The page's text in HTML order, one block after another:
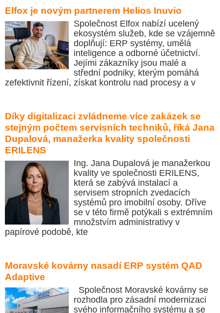
Elfox je novým partnerem Helios Inuvio
Společnost Elfox nabízí ucelený
ekosystém služeb, kde se vzájemně
doplňují: ERP systémy, umělá
inteligence a odborné účetnictví.
Jejími zákazníky jsou malé a
střední podniky, kterým pomáhá
zefektivnit řízení, získat kontrolu nad procesy a v
Díky digitalizaci zvládneme více zakázek se
stejným počtem servisních techniků, říká Jana
Dupalová, manažerka kvality společnosti
ERILENS
Ing. Jana Dupalová je manažerkou
kvality ve společnosti ERILENS,
která se zabývá instalací a
servisem stropních zvedacích
systémů pro imobilní osoby. Dříve
se v této firmě potýkali s extrémním
množstvím administrativy v
papírové podobě, kte
Moravské kovárny nasadí ERP systém QAD
Adaptive
Společnost Moravské kovárny se
rozhodla pro zásadní modernizaci
svého informačního systému a se